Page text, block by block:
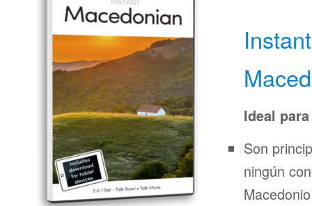
Ideal
Son
ningún